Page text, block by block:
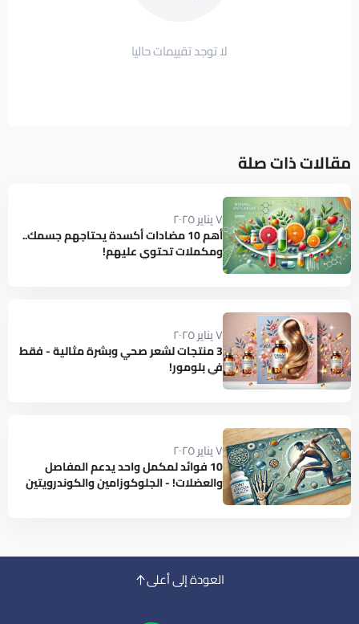
لا توجد تقييمات حاليا
مقالات ذات صلة
٧ يناير ٢٠٢٥
أهم 10 مضادات أكسدة يحتاجهم جسمك..
ومكملات تحتوي عليهم!
٧ يناير ٢٠٢٥
3 منتجات لشعر صحي وبشرة مثالية - فقط
في بلومور!
٧ يناير ٢٠٢٥
10 فوائد لمكمل واحد يدعم المفاصل
والعضلات! - الجلوكوزامين والكوندرويتين
العودة إلى أعلى